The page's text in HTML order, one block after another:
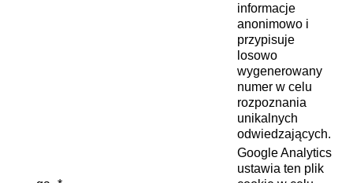
informacje
anonimowo i
przypisuje
losowo
wygenerowany
numer w celu
rozpoznania
unikalnych
odwiedzających.
Google Analytics
ustawia ten plik